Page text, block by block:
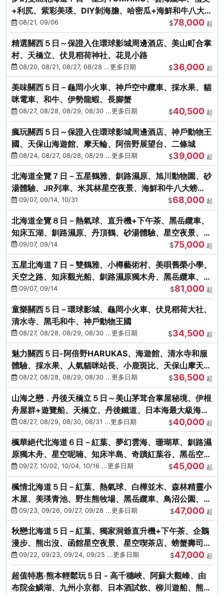
+利尻、紫彩美瑛、DIY剝海膽、哈密瓜+海鮮和牛八大螃
蟹吃到飽
08/21, 09/06 $78,000 起
精選關西５日～保證入住環球影城周邊酒店、美山町合掌
村、天橋立、伏見稻荷神社、花見小路
08/20, 08/21, 08/27, 08/28 ...更多日期 $36,000 起
美味關西５日－龜岡小火車、神戶空中纜車、採水果、貓
咪電車、和牛、伊勢龍蝦、長腳蟹
08/27, 08/28, 08/29, 08/30 ...更多日期 $40,500 起
瘋玩關西５日～保證入住環球影城周邊酒店、神戶動物王
國、天保山海遊館、摩天輪、阿倍野展望台、二條城
08/24, 08/27, 08/28, 08/29 ...更多日期 $39,000 起
北海道全覽７日－五星鶴雅、釧路濕原、旭川動物園、砂
湯體驗、JR列車、米其林星空夜景、海鮮和牛八大螃
蟹、卡哇依熊牧場
09/07, 09/14, 10/31 $68,000 起
北海道全覽８日－熱氣球、直升機+下午茶、黑岳纜車、
知床五湖、釧路濕原、丹頂鶴、砂湯體驗、星空夜景、洞
爺花火、螃蟹懷石料理
09/07, 09/14 $75,000 起
五星北海道７日－雙鶴雅、小樽藝術村、美唄舊榮小學、
天空之路、知床觀光船、釧路濕原獨木舟、黑岳纜車、流
冰硝子館DIY玻璃杯
09/07, 09/14 $81,000 起
童樂關西５日－環球影城、龜岡小火車、伏見稻荷大社、
清水寺、黑毛和牛、神戶動物王國
08/27, 08/28, 08/29, 08/30 ...更多日期 $34,500 起
魅力關西５日-阿倍野HARUKAS、海遊館、清水寺和服
體驗、採水果、人氣貓咪站長、小鹿斑比、天保山摩天
輪、水上巴士
08/27, 08/28, 08/29, 08/30 ...更多日期 $36,500 起
山海之戀．丹後天橋立５日～美山茅茸合掌屋秘境、伊根
舟屋群+遊覽船、天橋立、丹後鐵道、日本海最大級海鮮
市場08/27, 08/29, 08/30, 08/31 ...更多日期 $40,000 起
楓華絕代北海道６日－紅葉、夢幻雲海、珊瑚草、釧路濕
原獨木舟、星空呢喃、知床半島、奇蹟紅葉谷、黑岳空中
纜車、旭山動物園
09/27, 10/02, 10/04, 10/16 ...更多日期 $45,000 起
楓情北海道５日－紅葉、熱氣球、白樺並木、森林精靈小
木屋、美瑛青池、野生熊牧場、黑岳纜車、鳥沼公園、紅
葉奇蹟谷、螃蟹吃到飽
09/23, 09/26, 09/27, 09/28 ...更多日期 $47,000 起
秋戀北海道５日－紅葉、獨家洞爺直升機+下午茶、企鵝
漫步、熊出沒、函館星空夜景、星空喫茶店、螃蟹壽司、
海膽、三大螃蟹放題
09/22, 09/23, 09/24, 09/25 ...更多日期 $47,000 起
超值特惠‧熊本輕鬆玩５日 - 高千穗峽、阿蘇大觀峰、由
布院金鱗湖、九州小京都、日本酒試飲、柳川遊船、熊本